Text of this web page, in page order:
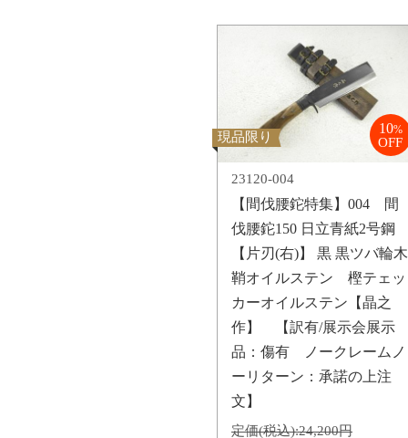
現品限り
10%
OFF
23120-004
【間伐腰鉈特集】004 間
伐腰鉈150 日立青紙2号鋼
【片刃(右)】 黒 黒ツバ輪木
鞘オイルステン 樫テェッ
カーオイルステン【晶之
作】 【訳有/展示会展示
品：傷有 ノークレームノ
ーリターン：承諾の上注
文】
定価(税込):24,200円